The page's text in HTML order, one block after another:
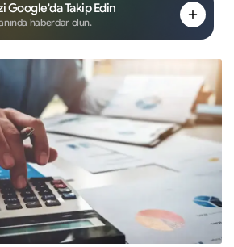
Google'da Takip Edin
haberdar olun.